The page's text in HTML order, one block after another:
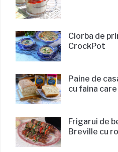
Ciorba de
CrockPot
Paine de
cu faina
Frigarui de
Breville cu